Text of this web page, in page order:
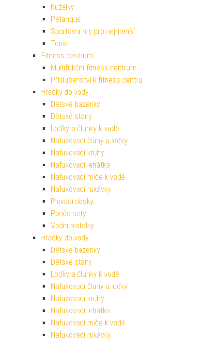
Kuželky
Pétanque
Sportovní hry pro nejmenší
Tenis
Fitness centrum
Multifukční fitness centrum
Příslušenství k fitness centru
Hračky do vody
Dětské bazénky
Dětské stany
Loďky a člunky k vodě
Nafukovací čluny a loďky
Nafukovací kruhy
Nafukovací lehátka
Nafukovací míče k vodě
Nafukovací rukávky
Plovací desky
Pončo sety
Vodní pistolky
Hračky do vody
Dětské bazénky
Dětské stany
Loďky a člunky k vodě
Nafukovací čluny a loďky
Nafukovací kruhy
Nafukovací lehátka
Nafukovací míče k vodě
Nafukovací rukávky